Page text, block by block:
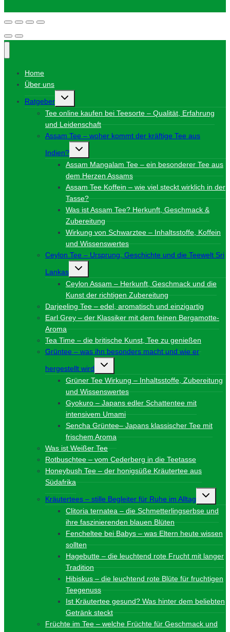
Home
Über uns
Ratgeber
Untermenü
Tee online kaufen bei Teesorte – Qualität, Erfahrung
und Leidenschaft
Assam Tee – woher kommt der kräftige Tee aus
Indien?
Untermenü
Assam Mangalam Tee – ein besonderer Tee aus
dem Herzen Assams
Assam Tee Koffein – wie viel steckt wirklich in der
Tasse?
Was ist Assam Tee? Herkunft, Geschmack &
Zubereitung
Wirkung von Schwarztee – Inhaltsstoffe, Koffein
und Wissenswertes
Ceylon Tee – Ursprung, Geschichte und die Teewelt Sri
Lankas
Untermenü
Ceylon Assam – Herkunft, Geschmack und die
Kunst der richtigen Zubereitung
Darjeeling Tee – edel, aromatisch und einzigartig
Earl Grey – der Klassiker mit dem feinen Bergamotte-
Aroma
Tea Time – die britische Kunst, Tee zu genießen
Grüntee – was ihn besonders macht und wie er
hergestellt wird
Untermenü
Grüner Tee Wirkung – Inhaltsstoffe, Zubereitung
und Wissenswertes
Gyokuro – Japans edler Schattentee mit
intensivem Umami
Sencha Grüntee– Japans klassischer Tee mit
frischem Aroma
Was ist Weißer Tee
Rotbuschtee – vom Cederberg in die Teetasse
Honeybush Tee – der honigsüße Kräutertee aus
Südafrika
Kräutertees – stille Begleiter für Ruhe im Alltag
Clitoria ternatea – die Schmetterlingserbse und
ihre faszinierenden blauen Blüten
Fencheltee bei Babys – was Eltern heute wissen
sollten
Hagebutte – die leuchtend rote Frucht mit langer
Tradition
Hibiskus – die leuchtend rote Blüte für fruchtigen
Teegenuss
Ist Kräutertee gesund? Was hinter dem beliebten
Getränk steckt
Früchte im Tee – welche Früchte für Geschmack und